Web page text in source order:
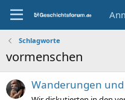
Schlagworte
vormenschen
Wanderungen